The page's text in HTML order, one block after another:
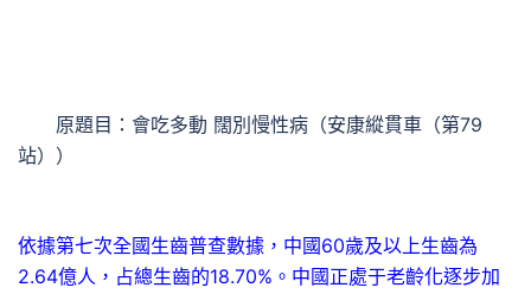
原題目：會吃多動 闊別慢性病（安康縱貫車（第79
站））
依據第七次全國生齒普查數據，中國60歲及以上生齒為
2.64億人，占總生齒的18.70%。中國正處于老齡化逐步加